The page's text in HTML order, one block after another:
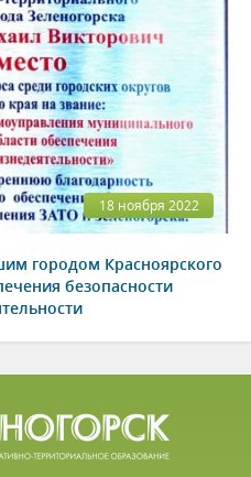
18 ноября 2022
городом Красноярского
безопасности